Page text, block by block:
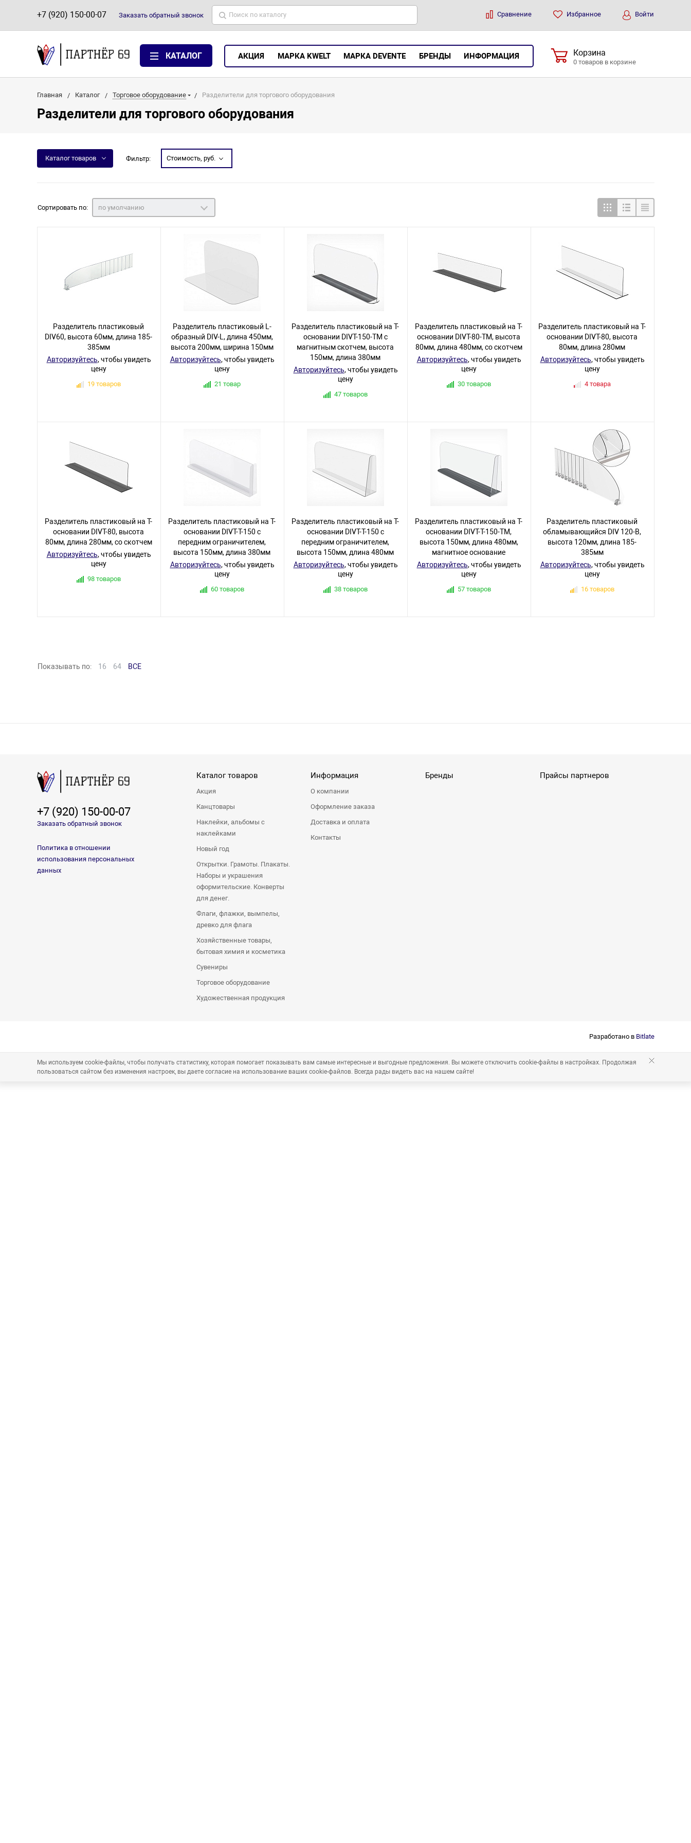
+7 (920) 150-00-07 Заказать обратный звонок Сравнение Избранное Войти
КАТАЛОГ АКЦИЯ МАРКА KWELT МАРКА DEVENTE БРЕНДЫ ИНФОРМАЦИЯ Корзина
0 товаров в корзине
Главная Каталог Торговое оборудование Разделители для торгового оборудования
Разделители для торгового оборудования
Каталог товаров Фильтр: Стоимость, руб.
Сортировать по: по умолчанию
Разделитель пластиковый
DIV60, высота 60мм, длина 185-
385мм
Авторизуйтесь, чтобы увидеть
цену
19 товаров
Разделитель пластиковый L-
образный DIV-L, длина 450мм,
высота 200мм, ширина 150мм
Авторизуйтесь, чтобы увидеть
цену
21 товар
Разделитель пластиковый на T-
основании DIVT-150-TM с
магнитным скотчем, высота
150мм, длина 380мм
Авторизуйтесь, чтобы увидеть
цену
47 товаров
Разделитель пластиковый на T-
основании DIVT-80-TM, высота
80мм, длина 480мм, со скотчем
Авторизуйтесь, чтобы увидеть
цену
30 товаров
Разделитель пластиковый на T-
основании DIVT-80, высота
80мм, длина 280мм
Авторизуйтесь, чтобы увидеть
цену
4 товара
Разделитель пластиковый на T-
основании DIVT-80, высота
80мм, длина 280мм, со скотчем
Авторизуйтесь, чтобы увидеть
цену
98 товаров
Разделитель пластиковый на T-
основании DIVT-T-150 с
передним ограничителем,
высота 150мм, длина 380мм
Авторизуйтесь, чтобы увидеть
цену
60 товаров
Разделитель пластиковый на T-
основании DIVT-T-150 с
передним ограничителем,
высота 150мм, длина 480мм
Авторизуйтесь, чтобы увидеть
цену
38 товаров
Разделитель пластиковый на T-
основании DIVT-T-150-TM,
высота 150мм, длина 480мм,
магнитное основание
Авторизуйтесь, чтобы увидеть
цену
57 товаров
Разделитель пластиковый
обламывающийся DIV 120-B,
высота 120мм, длина 185-
385мм
Авторизуйтесь, чтобы увидеть
цену
16 товаров
Показывать по: 16 64 ВСЕ
+7 (920) 150-00-07
Заказать обратный звонок
Политика в отношении
использования персональных
данных
Каталог товаров
Акция
Канцтовары
Наклейки, альбомы с
наклейками
Новый год
Открытки. Грамоты. Плакаты.
Наборы и украшения
оформительские. Конверты
для денег.
Флаги, флажки, вымпелы,
древко для флага
Хозяйственные товары,
бытовая химия и косметика
Сувениры
Торговое оборудование
Художественная продукция
Информация
О компании
Оформление заказа
Доставка и оплата
Контакты
Бренды Прайсы партнеров
Разработано в Bitlate
Мы используем cookie-файлы, чтобы получать статистику, которая помогает показывать вам самые интересные и выгодные предложения. Вы можете отключить cookie-файлы в настройках. Продолжая
пользоваться сайтом без изменения настроек, вы даете согласие на использование ваших cookie-файлов. Всегда рады видеть вас на нашем сайте!